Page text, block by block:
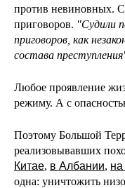
против невиновных.
приговоров. "Судили
приговоров, как
состава
Любое проявление
режиму. А с
Поэтому Большой
реализовывавших
Китае, в Албании,
одна: уничтожить